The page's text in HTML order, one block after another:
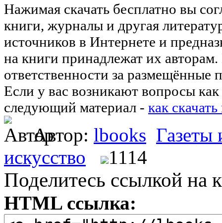
Нажимая скачать бесплатно вы
книги, журналы и другая
источников в Интернете и
на книги принадлежат их
ответственности за размещённые
Если у вас возникают вопросы как
следующий материал - как
Автор: lbooks
искусство
1114
Поделитесь ссылкой на
HTML ссылка: